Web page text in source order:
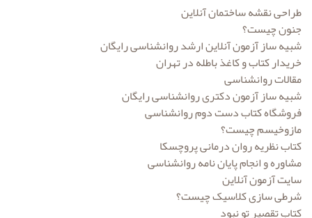
طراحی نقشه ساختمان آنلاین
جنون چیست؟
شبیه ساز آزمون آنلاین ارشد روانشناسی رایگان
خریدار کتاب و کاغذ باطله در تهران
مقالات روانشناسی
شبیه ساز آزمون دکتری روانشناسی رایگان
فروشگاه کتاب دست دوم روانشناسی
مازوخیسم چیست؟
کتاب نظریه روان درمانی پروچسکا
مشاوره و انجام پایان نامه روانشناسی
سایت آزمون آنلاین
شرطی سازی کلاسیک چیست؟
کتاب تقصیر تو نبود